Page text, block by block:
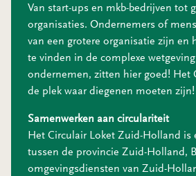
Van start-ups en mkb-bedrijven tot
organisaties. Ondernemers of
van een grotere organisatie zijn en
te vinden in de complexe
ondernemen, zitten hier goed! Het
de plek waar diegenen moeten zijn!
Samenwerken aan circulariteit
Het Circulair Loket Zuid-Holland is
tussen de provincie Zuid-Holland,
omgevingsdiensten van Zuid-